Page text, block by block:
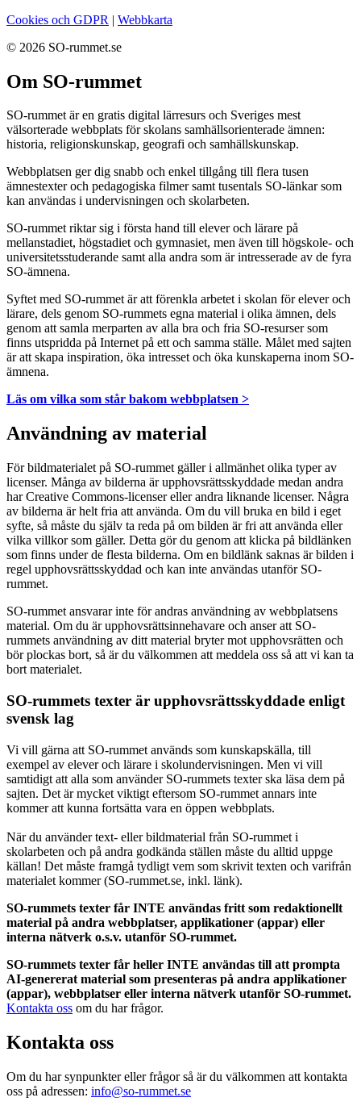
Cookies och GDPR | Webbkarta
© 2026 SO-rummet.se
Om SO-rummet
SO-rummet är en gratis digital lärresurs och Sveriges mest
välsorterade webbplats för skolans samhällsorienterade ämnen:
historia, religionskunskap, geografi och samhällskunskap.
Webbplatsen ger dig snabb och enkel tillgång till flera tusen
ämnestexter och pedagogiska filmer samt tusentals SO-länkar som
kan användas i undervisningen och skolarbeten.
SO-rummet riktar sig i första hand till elever och lärare på
mellanstadiet, högstadiet och gymnasiet, men även till högskole- och
universitetsstuderande samt alla andra som är intresserade av de fyra
SO-ämnena.
Syftet med SO-rummet är att förenkla arbetet i skolan för elever och
lärare, dels genom SO-rummets egna material i olika ämnen, dels
genom att samla merparten av alla bra och fria SO-resurser som
finns utspridda på Internet på ett och samma ställe. Målet med sajten
är att skapa inspiration, öka intresset och öka kunskaperna inom SO-
ämnena.
Läs om vilka som står bakom webbplatsen >
Användning av material
För bildmaterialet på SO-rummet gäller i allmänhet olika typer av
licenser. Många av bilderna är upphovsrättsskyddade medan andra
har Creative Commons-licenser eller andra liknande licenser. Några
av bilderna är helt fria att använda. Om du vill bruka en bild i eget
syfte, så måste du själv ta reda på om bilden är fri att använda eller
vilka villkor som gäller. Detta gör du genom att klicka på bildlänken
som finns under de flesta bilderna. Om en bildlänk saknas är bilden i
regel upphovsrättsskyddad och kan inte användas utanför SO-
rummet.
SO-rummet ansvarar inte för andras användning av webbplatsens
material. Om du är upphovsrättsinnehavare och anser att SO-
rummets användning av ditt material bryter mot upphovsrätten och
bör plockas bort, så är du välkommen att meddela oss så att vi kan ta
bort materialet.
SO-rummets texter är upphovsrättsskyddade enligt
svensk lag
Vi vill gärna att SO-rummet används som kunskapskälla, till
exempel av elever och lärare i skolundervisningen. Men vi vill
samtidigt att alla som använder SO-rummets texter ska läsa dem på
sajten. Det är mycket viktigt eftersom SO-rummet annars inte
kommer att kunna fortsätta vara en öppen webbplats.
När du använder text- eller bildmaterial från SO-rummet i
skolarbeten och på andra godkända ställen måste du alltid uppge
källan! Det måste framgå tydligt vem som skrivit texten och varifrån
materialet kommer (SO-rummet.se, inkl. länk).
SO-rummets texter får INTE användas fritt som redaktionellt
material på andra webbplatser, applikationer (appar) eller
interna nätverk o.s.v. utanför SO-rummet.
SO-rummets texter får heller INTE användas till att prompta
AI-genererat material som presenteras på andra applikationer
(appar), webbplatser eller interna nätverk utanför SO-rummet.
Kontakta oss om du har frågor.
Kontakta oss
Om du har synpunkter eller frågor så är du välkommen att kontakta
oss på adressen: info@so-rummet.se